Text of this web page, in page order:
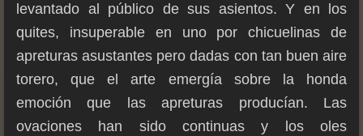
levantado al público de sus asientos. Y en los
quites, insuperable en uno por chicuelinas de
apreturas asustantes pero dadas con tan buen aire
torero, que el arte emergía sobre la honda
emoción que las apreturas producían. Las
ovaciones han sido continuas y los oles